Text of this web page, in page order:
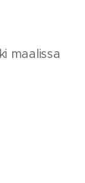
maalissa